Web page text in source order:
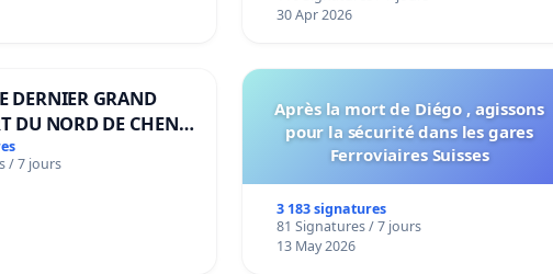
- qui ne se stabilisent pas en quelques mois.
de votre part.
www.mecfs.ch.
Schweiz:
30 Apr 2026
DERNIER GRAND
DU NORD DE CHENE-
/ 7 jours
Après la mort de Diégo , agissons
pour la sécurité dans les gares
Ferroviaires Suisses
3 183 signatures
81 Signatures / 7 jours
13 May 2026